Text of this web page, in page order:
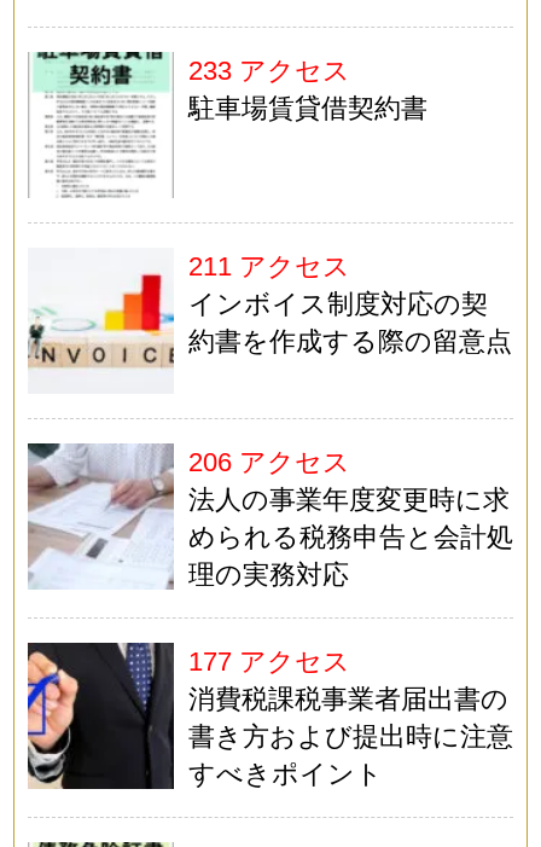
233 アクセス
駐車場賃貸借契約書
211 アクセス
インボイス制度対応の契
約書を作成する際の留意点
206 アクセス
法人の事業年度変更時に求
められる税務申告と会計処
理の実務対応
177 アクセス
消費税課税事業者届出書の
書き方および提出時に注意
すべきポイント